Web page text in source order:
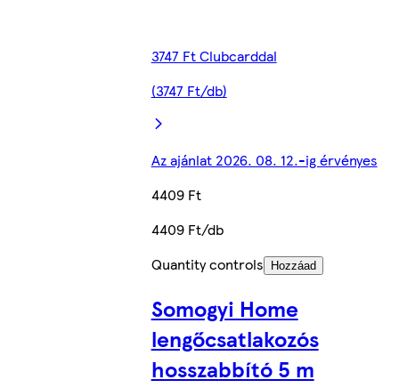
3747 Ft Clubcarddal
(3747 Ft/db)
Az ajánlat 2026. 08. 12.-ig érvényes
4409 Ft
4409 Ft/db
Quantity controls
Hozzáad
Somogyi Home
lengőcsatlakozós
hosszabbító 5 m